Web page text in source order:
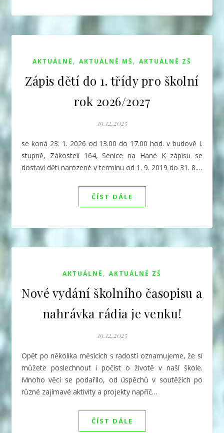
AKTUÁLNĚ , AKTUÁLNĚ MŠ, AKTUÁLNĚ ZŠ
Zápis dětí do 1. třídy pro školní
rok 2026/2027
19.12.2025
se koná 23. 1. 2026 od 13.00 do 17.00 hod. v budově I.
stupně, Zákostelí 164, Senice na Hané K zápisu se
dostaví děti narozené v termínu od 1. 9. 2019 do 31. 8.…
ČÍST DÁLE
AKTUÁLNĚ , AKTUÁLNĚ ZŠ
Nové vydání školního časopisu a
nahrávka rádia je venku!
19.12.2025
Opět po několika měsících s radostí oznamujeme, že si
můžete poslechnout i počíst o životě v naší škole.
Mnoho věcí se podařilo, od úspěchů v soutěžích po
různé zajímavé aktivity a projekty napříč…
ČÍST DÁLE